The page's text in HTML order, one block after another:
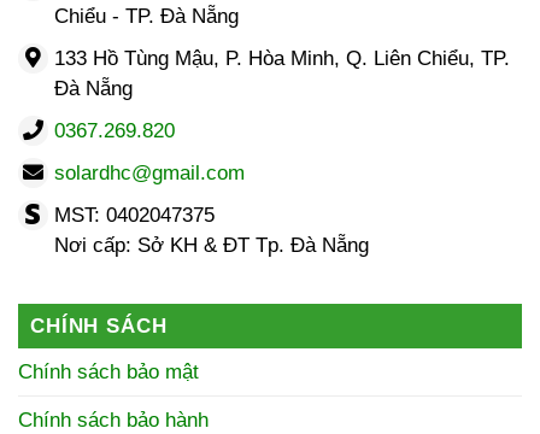
Chiểu - TP. Đà Nẵng
133 Hồ Tùng Mậu, P. Hòa Minh, Q. Liên Chiểu, TP.
Đà Nẵng
0367.269.820
solardhc@gmail.com
MST: 0402047375
Nơi cấp: Sở KH & ĐT Tp. Đà Nẵng
CHÍNH SÁCH
Chính sách bảo mật
Chính sách bảo hành